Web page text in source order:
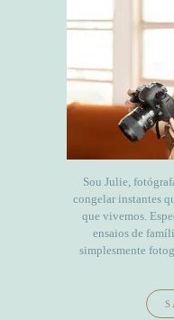
Sou Julie,
congelar instantes
que vivemos.
ensaios de
simplesmente